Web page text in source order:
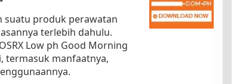
suatu produk perawatan
terlebih dahulu.
Low ph Good Morning
termasuk manfaatnya,
Jambi